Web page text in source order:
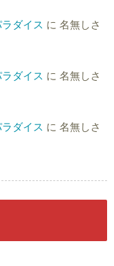
ダイス に 名無しさ
ダイス に 名無しさ
ダイス に 名無しさ